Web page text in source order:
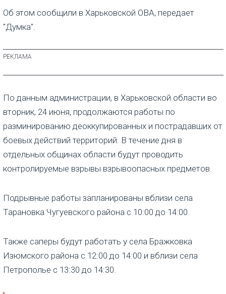
Об этом сообщили в Харьковской ОВА, передает
"Думка".
По данным администрации, в Харьковской области во
вторник, 24 июня, продолжаются работы по
разминированию деоккупированных и пострадавших от
боевых действий территорий. В течение дня в
отдельных общинах области будут проводить
контролируемые взрывы взрывоопасных предметов.
Подрывные работы запланированы вблизи села
Тарановка Чугуевского района с 10:00 до 14:00.
Также саперы будут работать у села Бражковка
Изюмского района с 12:00 до 14:00 и вблизи села
Петрополье с 13:30 до 14:30.